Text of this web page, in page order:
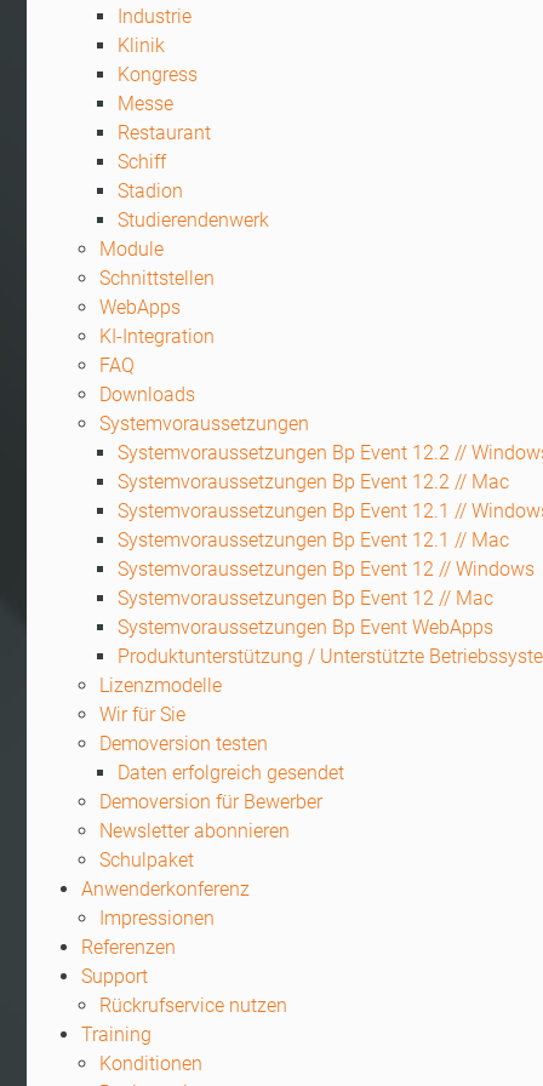
Industrie
Klinik
Kongress
Messe
Restaurant
Schiff
Stadion
Studierendenwerk
Module
Schnittstellen
WebApps
KI-Integration
FAQ
Downloads
Systemvoraussetzungen
Systemvoraussetzungen Bp Event 12.2 //
Systemvoraussetzungen Bp Event 12.2 // Mac
Systemvoraussetzungen Bp Event 12.1 //
Systemvoraussetzungen Bp Event 12.1 // Mac
Systemvoraussetzungen Bp Event 12 // Windows
Systemvoraussetzungen Bp Event 12 // Mac
Systemvoraussetzungen Bp Event WebApps
Produktunterstützung / Unterstützte
Lizenzmodelle
Wir für Sie
Demoversion testen
Daten erfolgreich gesendet
Demoversion für Bewerber
Newsletter abonnieren
Schulpaket
Anwenderkonferenz
Impressionen
Referenzen
Support
Rückrufservice nutzen
Training
Konditionen